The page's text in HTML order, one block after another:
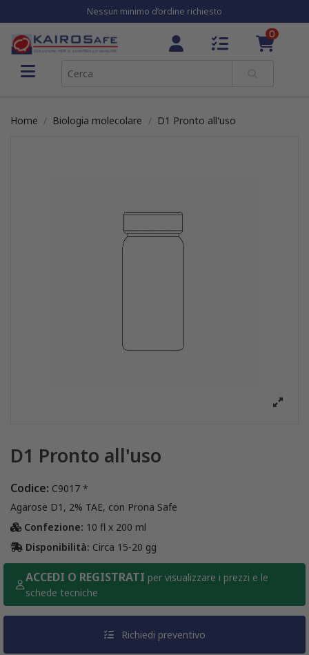
Nessun minimo d’ordine richiesto
0
Home Biologia molecolare D1 Pronto all'uso
D1 Pronto all'uso
Codice: C9017 *
Agarose D1, 2% TAE, con Prona Safe
Confezione: 10 fl x 200 ml
Disponibilità: Circa 15-20 gg
ACCEDI O REGISTRATI per visualizzare i prezzi e le
schede tecniche
Richiedi preventivo